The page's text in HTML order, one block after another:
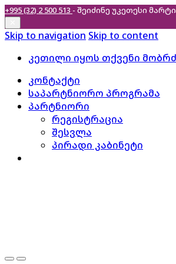
+995 (32) 2 500 513 - შეიძინე უკეთესი
Skip to navigation Skip to content
კეთილი იყოს თქვენი
კონტაქტი
საპარტნიორო პროგრამა
პარტნიორი
რეგისტრაცია
შესვლა
პირადი კაბინეტი